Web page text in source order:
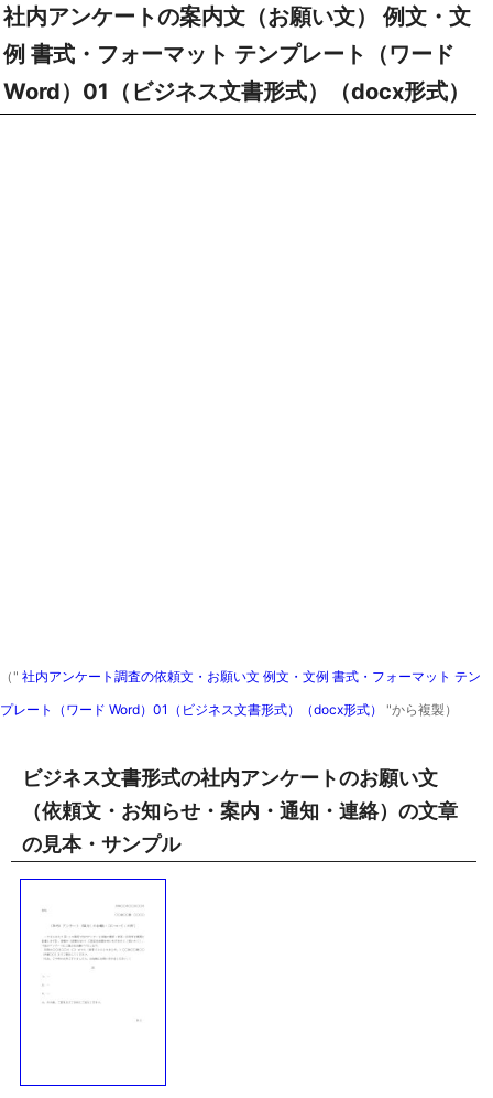
社内アンケートの案内文（お願い文） 例文・文
例 書式・フォーマット テンプレート（ワード
Word）01（ビジネス文書形式）（docx形式）
（" 社内アンケート調査の依頼文・お願い文 例文・文例 書式・フォーマット テン
プレート（ワード Word）01（ビジネス文書形式）（docx形式） "から複製）
ビジネス文書形式の社内アンケートのお願い文
（依頼文・お知らせ・案内・通知・連絡）の文章
の見本・サンプル